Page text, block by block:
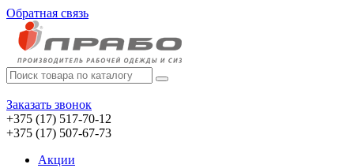
Обратная связь
Заказать звонок
+375 (17) 517-70-12
+375 (17) 507-67-73
Акции